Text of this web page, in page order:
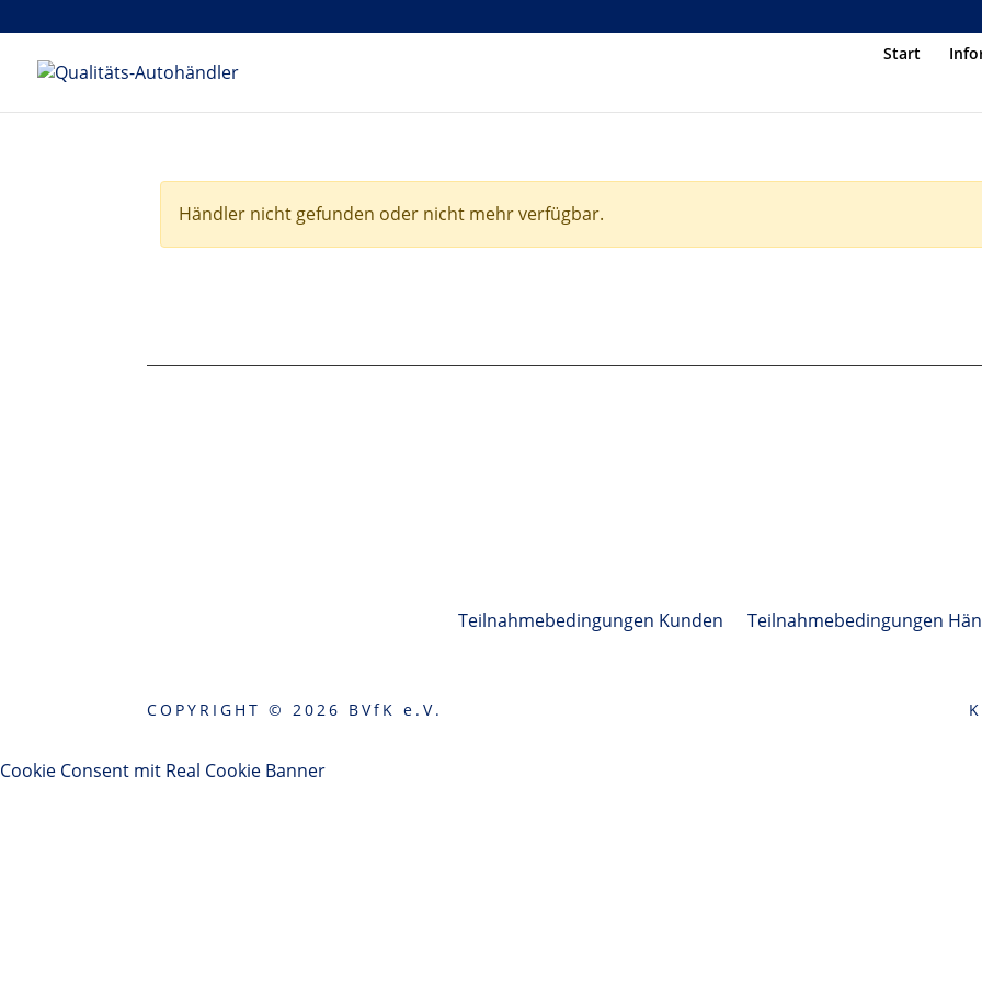
Start
Händler nicht gefunden oder nicht mehr verfügbar.
Teilnahmebedingungen Kunden Teilnahmebedingungen
COPYRIGHT © 2026 BVfK e.V.
Cookie Consent mit Real Cookie Banner